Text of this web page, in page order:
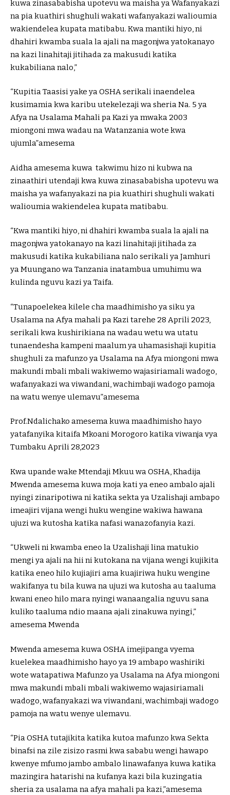
kuwa zinasababisha upotevu wa maisha ya Wafanyakazi
na pia kuathiri shughuli wakati wafanyakazi walioumia
wakiendelea kupata matibabu. Kwa mantiki hiyo, ni
dhahiri kwamba suala la ajali na magonjwa yatokanayo
na kazi linahitaji jitihada za makusudi katika
kukabiliana nalo,”
“Kupitia Taasisi yake ya OSHA serikali inaendelea
kusimamia kwa karibu utekelezaji wa sheria Na. 5 ya
Afya na Usalama Mahali pa Kazi ya mwaka 2003
miongoni mwa wadau na Watanzania wote kwa
ujumla”amesema
Aidha amesema kuwa takwimu hizo ni kubwa na
zinaathiri utendaji kwa kuwa zinasababisha upotevu wa
maisha ya wafanyakazi na pia kuathiri shughuli wakati
walioumia wakiendelea kupata matibabu.
“Kwa mantiki hiyo, ni dhahiri kwamba suala la ajali na
magonjwa yatokanayo na kazi linahitaji jitihada za
makusudi katika kukabiliana nalo serikali ya Jamhuri
ya Muungano wa Tanzania inatambua umuhimu wa
kulinda nguvu kazi ya Taifa.
“Tunapoelekea kilele cha maadhimisho ya siku ya
Usalama na Afya mahali pa Kazi tarehe 28 Aprili 2023,
serikali kwa kushirikiana na wadau wetu wa utatu
tunaendesha kampeni maalum ya uhamasishaji kupitia
shughuli za mafunzo ya Usalama na Afya miongoni mwa
makundi mbali mbali wakiwemo wajasiriamali wadogo,
wafanyakazi wa viwandani, wachimbaji wadogo pamoja
na watu wenye ulemavu”amesema
Prof.Ndalichako amesema kuwa maadhimisho hayo
yatafanyika kitaifa Mkoani Morogoro katika viwanja vya
Tumbaku Aprili 28,2023
Kwa upande wake Mtendaji Mkuu wa OSHA, Khadija
Mwenda amesema kuwa moja kati ya eneo ambalo ajali
nyingi zinaripotiwa ni katika sekta ya Uzalishaji ambapo
imeajiri vijana wengi huku wengine wakiwa hawana
ujuzi wa kutosha katika nafasi wanazofanyia kazi.
“Ukweli ni kwamba eneo la Uzalishaji lina matukio
mengi ya ajali na hii ni kutokana na vijana wengi kujikita
katika eneo hilo kujiajiri ama kuajiriwa huku wengine
wakifanya tu bila kuwa na ujuzi wa kutosha au taaluma
kwani eneo hilo mara nyingi wanaangalia nguvu sana
kuliko taaluma ndio maana ajali zinakuwa nyingi,”
amesema Mwenda
Mwenda amesema kuwa OSHA imejipanga vyema
kuelekea maadhimisho hayo ya 19 ambapo washiriki
wote watapatiwa Mafunzo ya Usalama na Afya miongoni
mwa makundi mbali mbali wakiwemo wajasiriamali
wadogo, wafanyakazi wa viwandani, wachimbaji wadogo
pamoja na watu wenye ulemavu.
“Pia OSHA tutajikita katika kutoa mafunzo kwa Sekta
binafsi na zile zisizo rasmi kwa sababu wengi hawapo
kwenye mfumo jambo ambalo linawafanya kuwa katika
mazingira hatarishi na kufanya kazi bila kuzingatia
sheria za usalama na afya mahali pa kazi,”amesema